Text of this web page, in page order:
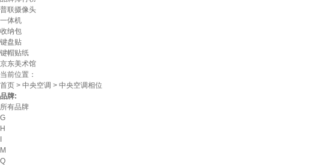
普联摄像头
一体机
收纳包
键盘贴
键帽贴纸
京东美术馆
当前位置：
首页 > 中央空调 > 中央空调相位
品牌:
所有品牌
G
H
M
Q